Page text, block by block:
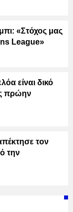
«Στόχος μας
League»
είναι δικό
πρώην
τον
την